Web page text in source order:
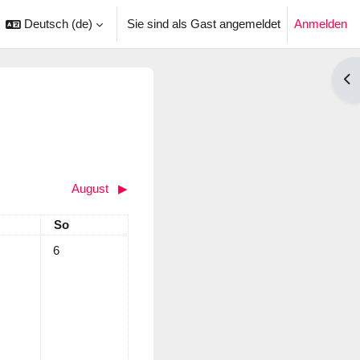
umschalten
Deutsch ‎(de)‎ Sie sind als Gast angemeldet Anmelden
August ▶︎
Sonntag
So
Samstag, 5. Juli
Keine Termine, Sonntag, 6. Juli
6